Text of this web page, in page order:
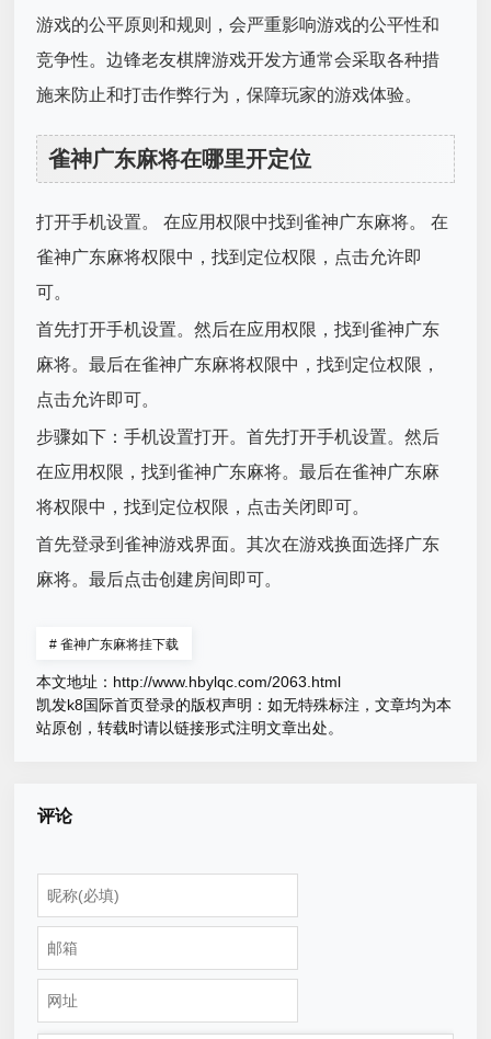
游戏的公平原则和规则，会严重影响游戏的公平性和
竞争性。边锋老友棋牌游戏开发方通常会采取各种措
施来防止和打击作弊行为，保障玩家的游戏体验。
雀神广东麻将在哪里开定位
打开手机设置。 在应用权限中找到雀神广东麻将。 在
雀神广东麻将权限中，找到定位权限，点击允许即
可。
首先打开手机设置。然后在应用权限，找到雀神广东
麻将。最后在雀神广东麻将权限中，找到定位权限，
点击允许即可。
步骤如下：手机设置打开。首先打开手机设置。然后
在应用权限，找到雀神广东麻将。最后在雀神广东麻
将权限中，找到定位权限，点击关闭即可。
首先登录到雀神游戏界面。其次在游戏换面选择广东
麻将。最后点击创建房间即可。
# 雀神广东麻将挂下载
本文地址： http://www.hbylqc.com/2063.html
凯发k8国际首页登录的版权声明：如无特殊标注，文章均为本
站原创，转载时请以链接形式注明文章出处。
评论